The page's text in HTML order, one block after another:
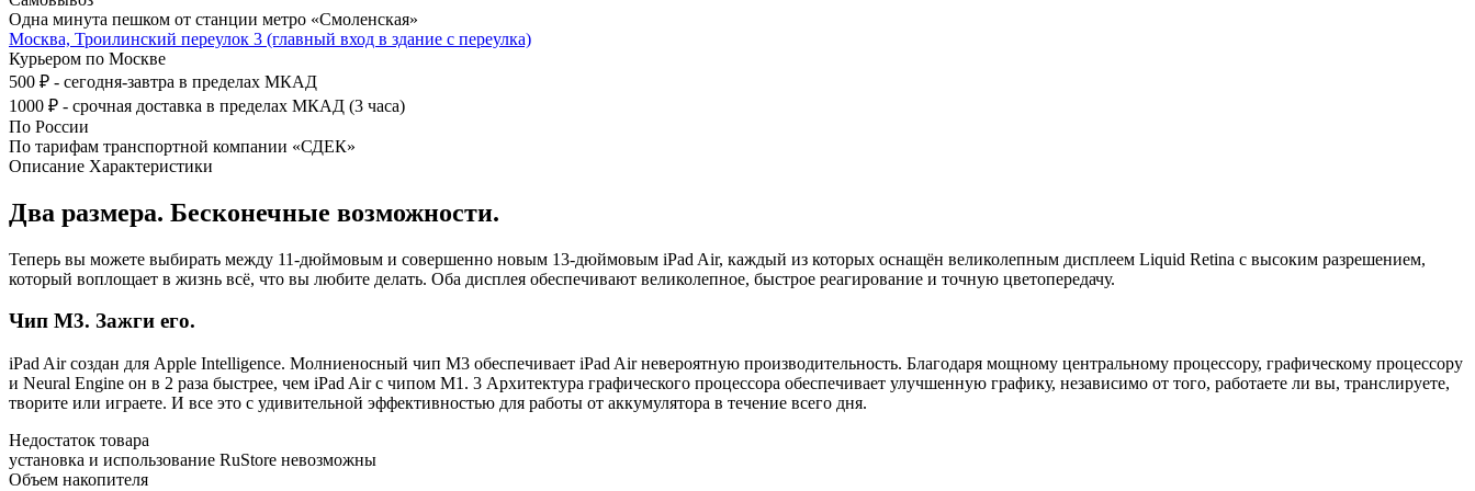
Одна минута пешком от станции метро «Смоленская»
Москва, Троилинский переулок 3 (главный вход в здание с переулка)
Курьером по Москве
500 ₽ - сегодня-завтра в пределах МКАД
1000 ₽ - срочная доставка в пределах МКАД (3 часа)
По России
По тарифам транспортной компании «СДЕК»
Описание Характеристики
Два размера. Бесконечные возможности.
Теперь вы можете выбирать между 11-дюймовым и совершенно новым 13-дюймовым iPad Air, каждый из которых оснащён великолепным дисплеем Liquid Retina с высоким разрешением,
который воплощает в жизнь всё, что вы любите делать. Оба дисплея обеспечивают великолепное, быстрое реагирование и точную цветопередачу.
Чип M3. Зажги его.
iPad Air создан для Apple Intelligence. Молниеносный чип M3 обеспечивает iPad Air невероятную производительность. Благодаря мощному центральному процессору, графическому процессору
и Neural Engine он в 2 раза быстрее, чем iPad Air с чипом M1. 3 Архитектура графического процессора обеспечивает улучшенную графику, независимо от того, работаете ли вы, транслируете,
творите или играете. И все это с удивительной эффективностью для работы от аккумулятора в течение всего дня.
Недостаток товара
установка и использование RuStore невозможны
Объем накопителя